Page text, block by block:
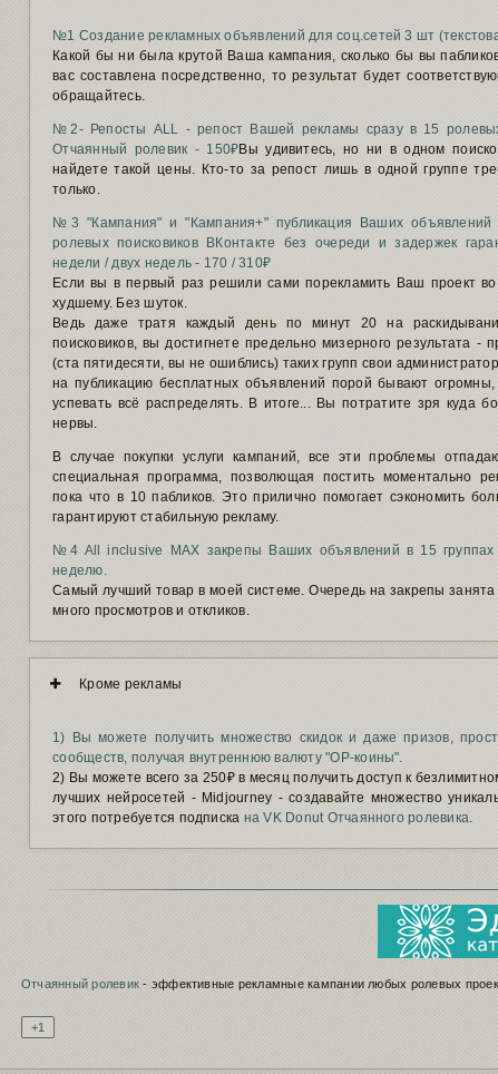
№1 Создание рекламных объявлений для соц.сетей 3 шт
Какой бы ни была крутой Ваша кампания, сколько бы вы
вас составлена посредственно, то результат будет
обращайтесь.
№2- Репосты ALL - репост Вашей рекламы сразу в 15 ролевых
Отчаянный ролевик - 150₽Вы удивитесь, но ни в одном
найдете такой цены. Кто-то за репост лишь в одной группе
только.
№3 "Кампания" и "Кампания+" публикация Ваших объявлений
ролевых поисковиков ВКонтакте без очереди и задержек
недели / двух недель - 170 / 310₽
Если вы в первый раз решили сами порекламить Ваш проект во
худшему. Без шуток.
Ведь даже тратя каждый день по минут 20 на
поисковиков, вы достигнете предельно мизерного результата -
(ста пятидесяти, вы не ошиблись) таких групп свои
на публикацию бесплатных объявлений порой бывают
успевать всё распределять. В итоге... Вы потратите зря куда
нервы.
В случае покупки услуги кампаний, все эти проблемы
специальная программа, позволющая постить моментально
пока что в 10 пабликов. Это прилично помогает сэкономить
гарантируют стабильную рекламу.
№4 All inclusive MAX закрепы Ваших объявлений в 15
неделю.
Самый лучший товар в моей системе. Очередь на закрепы
много просмотров и откликов.
Кроме рекламы
1) Вы можете получить множество скидок и даже призов,
сообществ, получая внутреннюю валюту "ОР-коины".
2) Вы можете всего за 250₽ в месяц получить доступ к
лучших нейросетей - Midjourney - создавайте множество
этого потребуется подписка на VK Donut Отчаянного ролевика.
Отчаянный ролевик - эффективные рекламные кампании любых ролевых
+1